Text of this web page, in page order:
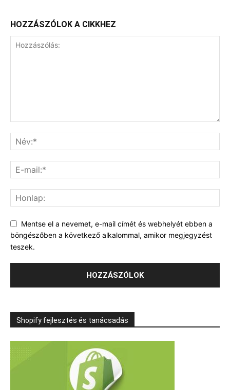
HOZZÁSZÓLOK A CIKKHEZ
Mentse el a nevemet, e-mail címét és webhelyét ebben a
böngészőben a következő alkalommal, amikor megjegyzést
teszek.
Shopify fejlesztés és tanácsadás